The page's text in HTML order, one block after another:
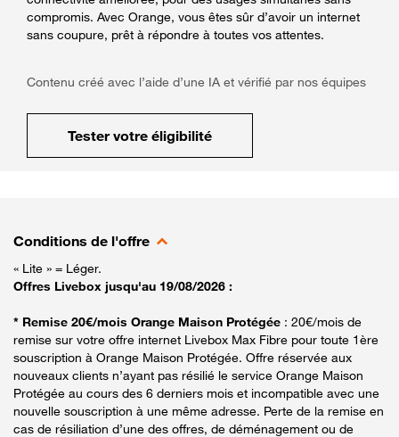
compromis. Avec Orange, vous êtes sûr d’avoir un internet
sans coupure, prêt à répondre à toutes vos attentes.
Contenu créé avec l’aide d’une IA et vérifié par nos équipes
Tester votre éligibilité
Conditions de l'offre
« Lite » = Léger.
Offres Livebox jusqu'au 19/08/2026 :
* Remise 20€/mois Orange Maison Protégée : 20€/mois de
remise sur votre offre internet Livebox Max Fibre pour toute 1ère
souscription à Orange Maison Protégée. Offre réservée aux
nouveaux clients n’ayant pas résilié le service Orange Maison
Protégée au cours des 6 derniers mois et incompatible avec une
nouvelle souscription à une même adresse. Perte de la remise en
cas de résiliation d’une des offres, de déménagement ou de